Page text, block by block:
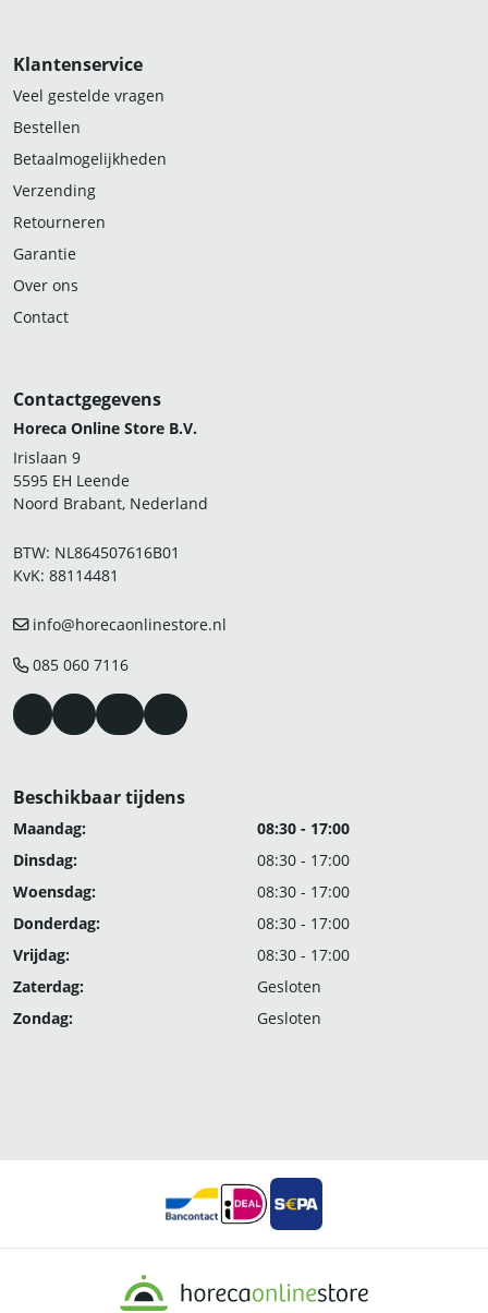
Klantenservice
Veel gestelde vragen
Bestellen
Betaalmogelijkheden
Verzending
Retourneren
Garantie
Over ons
Contact
Contactgegevens
Horeca Online Store B.V.
Irislaan 9
5595 EH Leende
Noord Brabant, Nederland
BTW: NL864507616B01
KvK: 88114481
info@horecaonlinestore.nl
085 060 7116
Beschikbaar tijdens
Maandag:
08:30 - 17:00
Dinsdag:
08:30 - 17:00
Woensdag:
08:30 - 17:00
Donderdag:
08:30 - 17:00
Vrijdag:
08:30 - 17:00
Zaterdag:
Gesloten
Zondag:
Gesloten